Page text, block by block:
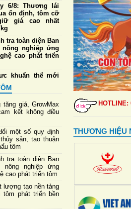
6/8: Thương lái
ổn định, tôm cỡ
giá cao nhất
tra toàn diện Ban
nghiệp ứng
cao phát triển
khuẩn thể mới
“Trợ thủ” tiềm
đa kháng
Nghệ An thu lãi
mỗi năm nhờ
nghệ cao
lượng tạo nền
nuôi tôm phát
liệu ngày 5/8:
duy trì thu mua,
đạt 177.000
giá, GrowMax
kết không điều
một số quy định
sản, tạo thuận
tôm
tra toàn diện Ban
nông nghiệp ứng
cao phát triển tôm
lượng tạo nền tảng
tôm phát triển bền
HOTLINE:
THƯƠNG HIỆU